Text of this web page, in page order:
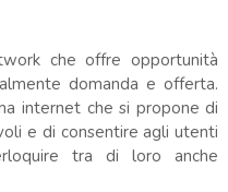
che offre opportunità
domanda e offerta.
internet che si propone di
e di consentire agli utenti
tra di loro anche